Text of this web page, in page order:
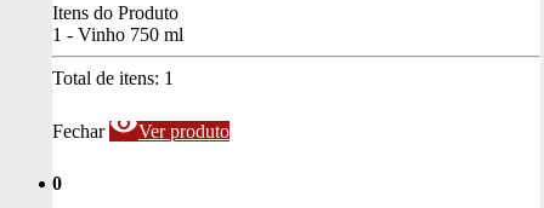
Itens do Produto
1 - Vinho 750 ml
Total de itens: 1
Fechar visibilityVer produto
0